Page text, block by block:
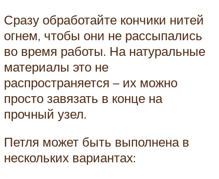
Сразу обработайте кончики нитей
огнем, чтобы они не рассыпались
во время работы. На натуральные
материалы это не
распространяется – их можно
просто завязать в конце на
прочный узел.
Петля может быть выполнена в
нескольких вариантах: